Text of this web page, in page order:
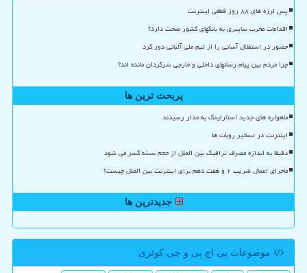
پس لرزه های ۸۸ روز قطعی اینترنت
اقدامات مخرب سایبری به بانکهای کشور صحت دارد؟
حضور در استقلال آسانی را از تیم ملی آلبانی دور کرد
چرا مردم بین پیام رسانهای داخلی و خارجی سرگردان مانده اند؟
پربحث ترین ها
ماهواره های جدید استارلینک به مدار رسیدند
اینترنت در تسخیر روبات ها
دقیقا به اندازه مصرف ترافیک بین الملل از حجم بسته کسر می شود
ماجرای اعمال ضریب ۲ و هفت دهم برای اینترنت بین الملل چیست؟
جدیدترین ها
موضوعات پی اچ پی و جی كوئری